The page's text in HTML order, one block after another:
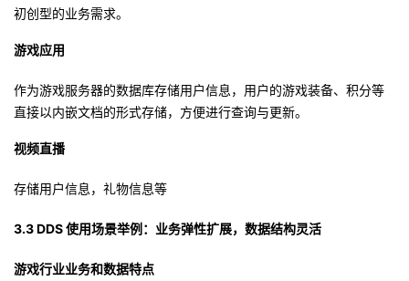
初创型的业务需求。
游戏应用
作为游戏服务器的数据库存储用户信息，用户的游戏装备、积分等
直接以内嵌文档的形式存储，方便进行查询与更新。
视频直播
存储用户信息，礼物信息等
3.3 DDS 使用场景举例：业务弹性扩展，数据结构灵活
游戏行业业务和数据特点